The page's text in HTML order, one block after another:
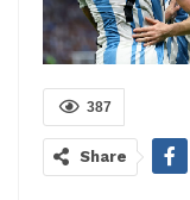
387
Share